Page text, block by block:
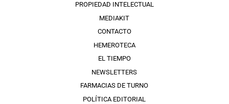
PROPIEDAD INTELECTUAL
MEDIAKIT
CONTACTO
HEMEROTECA
EL TIEMPO
NEWSLETTERS
FARMACIAS DE TURNO
POLÍTICA EDITORIAL